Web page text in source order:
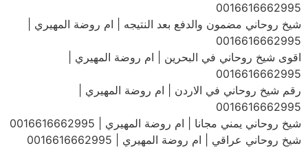
0016616662995
شيخ روحاني مضمون والدفع بعد النتيجه | ام روضة المهيري |
0016616662995
اقوى شيخ روحاني في البحرين | ام روضة المهيري |
0016616662995
رقم شيخ روحاني في الاردن | ام روضة المهيري |
0016616662995
شيخ روحاني يمني مجانا | ام روضة المهيري | 0016616662995
شيخ روحاني عراقي | ام روضة المهيري | 0016616662995